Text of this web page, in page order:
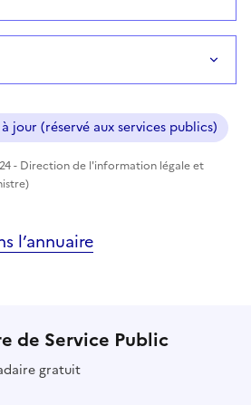
jour (réservé aux services publics)
- Direction de l'information légale et
l’annuaire
de Service Public
gratuit